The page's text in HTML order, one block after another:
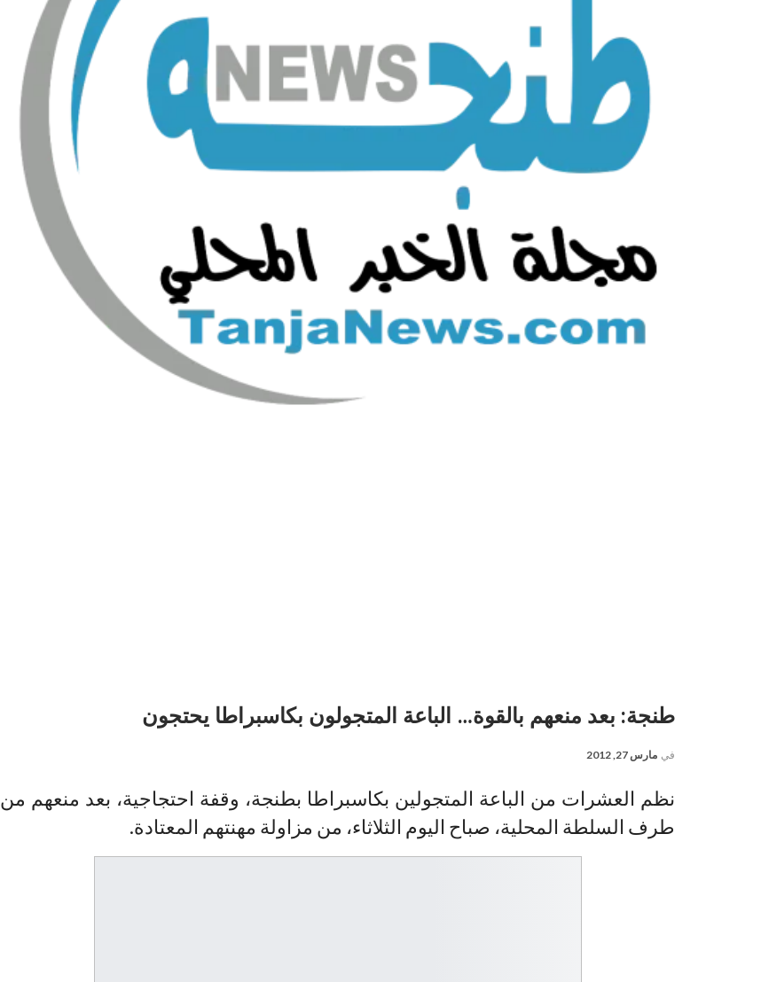
طنجة: بعد منعهم بالقوة… الباعة المتجولون بكاسبراطا يحتجون
في مارس 27, 2012
نظم العشرات من الباعة المتجولين بكاسبراطا بطنجة، وقفة احتجاجية، بعد منعهم من
طرف السلطة المحلية، صباح اليوم الثلاثاء، من مزاولة مهنتهم المعتادة.